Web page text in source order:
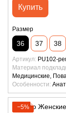
Купить
Размер
36 37 38
Артикул PU102-
Материал
Медицинские,
Особенности
−5%